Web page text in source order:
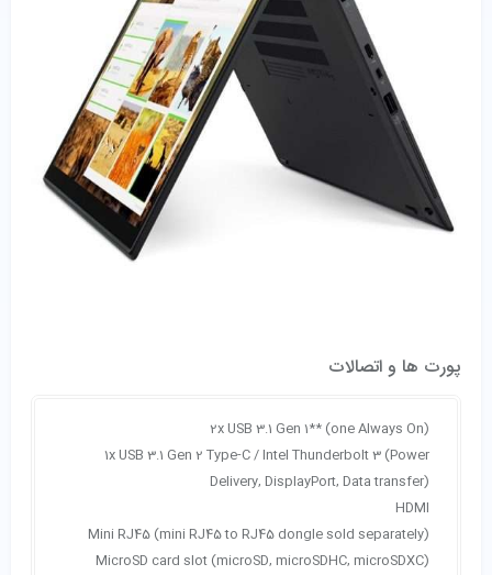
پورت ها و اتصالات
2x USB 3.1 Gen 1** (one Always On)
1x USB 3.1 Gen 2 Type-C / Intel Thunderbolt 3 (Power
Delivery, DisplayPort, Data transfer)
HDMI
Mini RJ45 (mini RJ45 to RJ45 dongle sold separately)
MicroSD card slot (microSD, microSDHC, microSDXC)